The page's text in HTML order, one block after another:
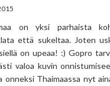
on yksi parhaista
että sukeltaa. Joten
on upeaa! :) Gopro
valoa kuvin
onneksi Thaimaassa nyt